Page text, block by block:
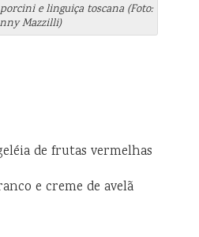
e linguiça toscana (Foto:
Mazzilli)
de frutas vermelhas
e creme de avelã